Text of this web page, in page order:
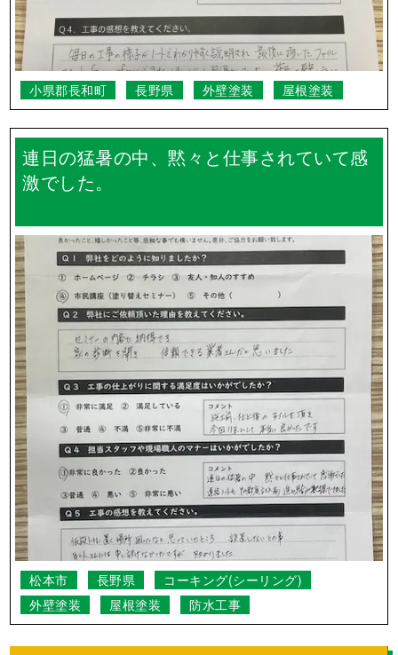
小県郡長和町 長野県 外壁塗装 屋根塗装
連日の猛暑の中、黙々と仕事されていて感
激でした。
松本市 長野県
コーキング(シーリング)
外壁塗装
屋根塗装 防水工事